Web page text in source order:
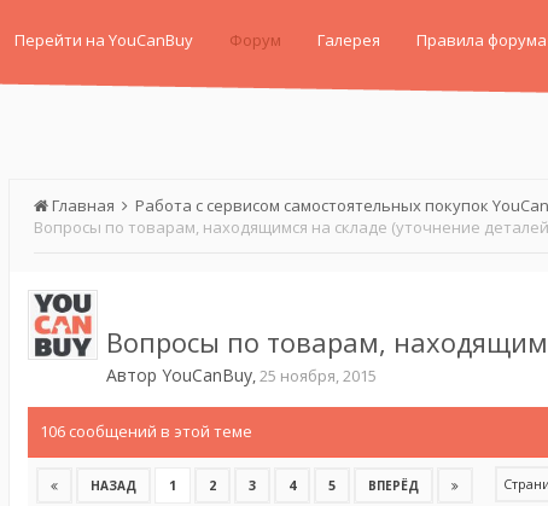
Перейти на YouCanBuy Форум Галерея Правила форума
Главная Работа с сервисом самостоятельных покупок
Вопросы по товарам, находящимся на складе (уточнение
Вопросы по товарам,
Автор YouCanBuy,25 ноября, 2015
106 сообщений в этой теме
НАЗАД 1 2 3 4 5 ВПЕРЁД